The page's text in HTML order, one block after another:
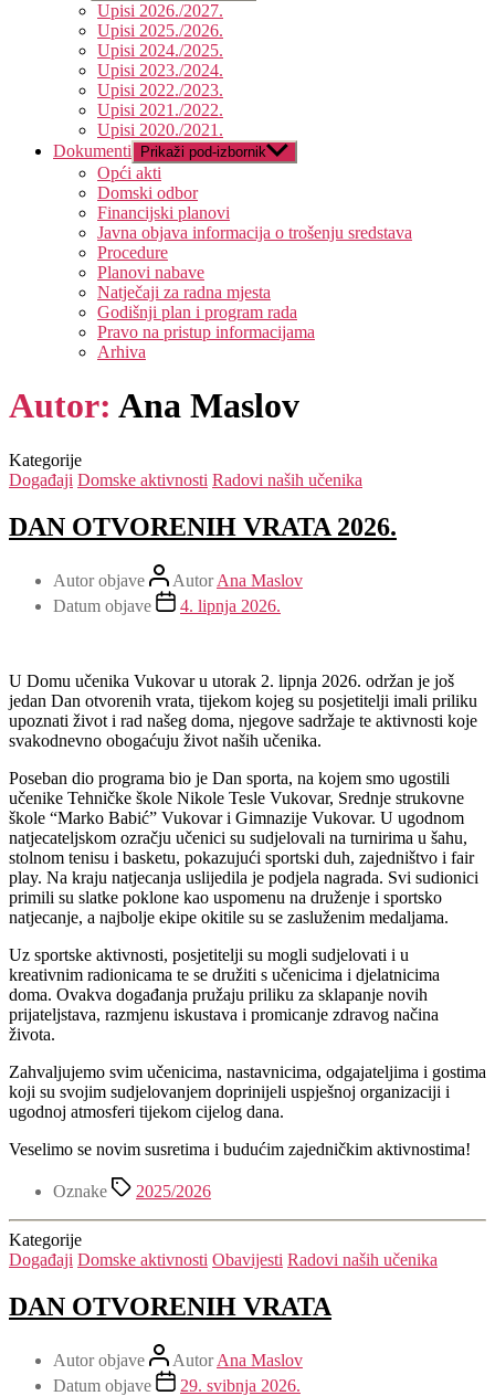
Upisi 2026./2027.
Upisi 2025./2026.
Upisi 2024./2025.
Upisi 2023./2024.
Upisi 2022./2023.
Upisi 2021./2022.
Upisi 2020./2021.
Dokumenti
Prikaži pod-izbornik
Opći akti
Domski odbor
Financijski planovi
Javna objava informacija o trošenju sredstava
Procedure
Planovi nabave
Natječaji za radna mjesta
Godišnji plan i program rada
Pravo na pristup informacijama
Arhiva
Autor: Ana Maslov
Kategorije
Događaji Domske aktivnosti Radovi naših učenika
DAN OTVORENIH VRATA 2026.
Autor objave AutorAna Maslov
Datum objave
4. lipnja 2026.
U Domu učenika Vukovar u utorak 2. lipnja 2026. održan je još
jedan Dan otvorenih vrata, tijekom kojeg su posjetitelji imali priliku
upoznati život i rad našeg doma, njegove sadržaje te aktivnosti koje
svakodnevno obogaćuju život naših učenika.
Poseban dio programa bio je Dan sporta, na kojem smo ugostili
učenike Tehničke škole Nikole Tesle Vukovar, Srednje strukovne
škole “Marko Babić” Vukovar i Gimnazije Vukovar. U ugodnom
natjecateljskom ozračju učenici su sudjelovali na turnirima u šahu,
stolnom tenisu i basketu, pokazujući sportski duh, zajedništvo i fair
play. Na kraju natjecanja uslijedila je podjela nagrada. Svi sudionici
primili su slatke poklone kao uspomenu na druženje i sportsko
natjecanje, a najbolje ekipe okitile su se zasluženim medaljama.
Uz sportske aktivnosti, posjetitelji su mogli sudjelovati i u
kreativnim radionicama te se družiti s učenicima i djelatnicima
doma. Ovakva događanja pružaju priliku za sklapanje novih
prijateljstava, razmjenu iskustava i promicanje zdravog načina
života.
Zahvaljujemo svim učenicima, nastavnicima, odgajateljima i gostima
koji su svojim sudjelovanjem doprinijeli uspješnoj organizaciji i
ugodnoj atmosferi tijekom cijelog dana.
Veselimo se novim susretima i budućim zajedničkim aktivnostima!
Oznake 2025/2026
Kategorije
Događaji Domske aktivnosti Obavijesti Radovi naših učenika
DAN OTVORENIH VRATA
Autor objave AutorAna Maslov
Datum objave
29. svibnja 2026.